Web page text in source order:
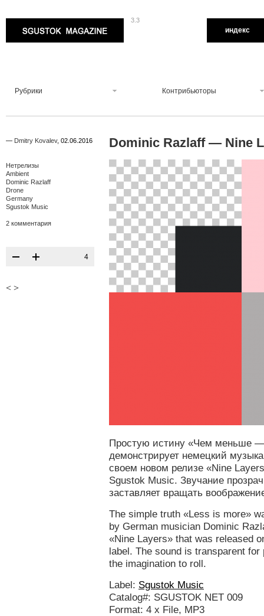
3.3
индекс
Рубрики Контрибьюторы
— Dmitry Kovalev, 02.06.2016
Нетрелизы
Ambient
Dominic Razlaff
Drone
Germany
Sgustok Music
2 комментария
4
< >
Dominic Razlaff — Nine
Простую истину «Чем меньше
демонстрирует немецкий
своем новом релизе «Nine
Sgustok Music. Звучание
заставляет вращать
The simple truth «Less is more»
by German musician Dominic
«Nine Layers» that was released
label. The sound is transparent
the imagination to roll.
Label: Sgustok Music
Catalog#: SGUSTOK NET 009
Format: 4 x File, MP3